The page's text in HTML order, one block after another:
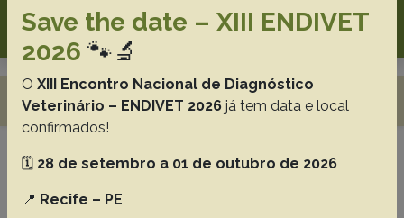
Search
Toggle navigation
Resultado da pesquisa (2)
Save the date – XIII ENDIVET
2026 🐾🔬
O XIII Encontro Nacional de Diagnóstico
Veterinário – ENDIVET 2026 já tem data e local
confirmados!
🗓️ 28 de setembro a 01 de outubro de 2026
📍 Recife – PE